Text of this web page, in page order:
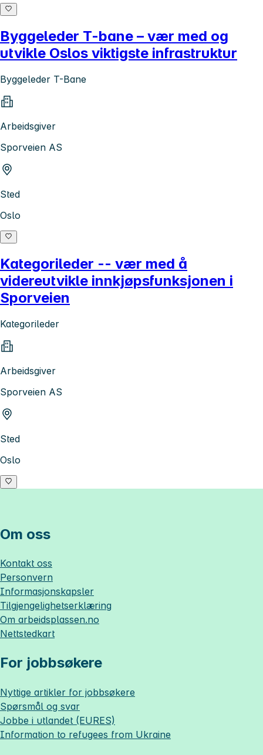
Byggeleder T-bane – vær med og
utvikle Oslos viktigste infrastruktur
Byggeleder T-Bane
Arbeidsgiver
Sporveien AS
Sted
Oslo
Kategorileder -- vær med å
videreutvikle innkjøpsfunksjonen i
Sporveien
Kategorileder
Arbeidsgiver
Sporveien AS
Sted
Oslo
Om oss
Kontakt oss
Personvern
Informasjonskapsler
Tilgjengelighetserklæring
Om arbeidsplassen.no
Nettstedkart
For jobbsøkere
Nyttige artikler for jobbsøkere
Spørsmål og svar
Jobbe i utlandet (EURES)
Information to refugees from Ukraine